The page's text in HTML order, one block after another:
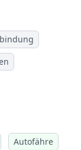
Autofähre